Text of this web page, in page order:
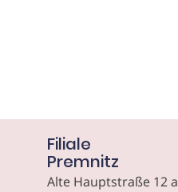
Filiale
Premnitz
Alte Hauptstraße 12 a